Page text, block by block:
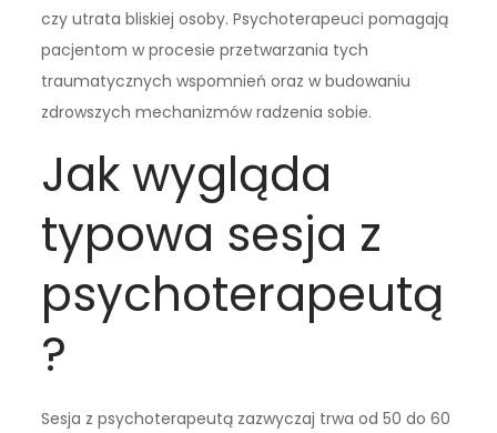
czy utrata bliskiej osoby. Psychoterapeuci pomagają
pacjentom w procesie przetwarzania tych
traumatycznych wspomnień oraz w budowaniu
zdrowszych mechanizmów radzenia sobie.
Jak wygląda
typowa sesja z
psychoterapeutą
?
Sesja z psychoterapeutą zazwyczaj trwa od 50 do 60